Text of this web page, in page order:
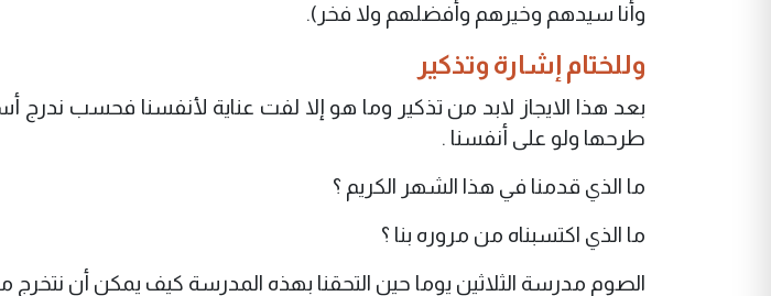
وأنا سيدهم وخيرهم وأفضلهم ولا فخر).
وللختام إشارة وتذكير
بعد هذا الايجاز لابد من تذكير وما هو إلا لفت عناية لأنفسنا فحسب ندرج
طرحها ولو على أنفسنا .
ما الذي قدمنا في هذا الشهر الكريم ؟
ما الذي اكتسبناه من مروره بنا ؟
الصوم مدرسة الثلاثين يوما حين التحقنا بهذه المدرسة كيف يمكن أن نتخرج